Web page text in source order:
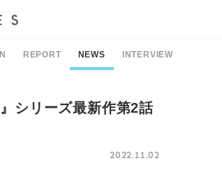
REPORT NEWS INTERVIEW
シリーズ最新作第2話
2022.11.02